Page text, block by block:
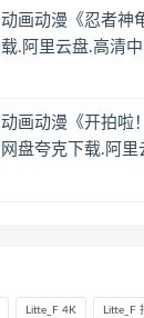
动画动漫《忍者神
载.阿里云盘.高清
动画动漫《开拍啦
网盘夸克下载.阿
Litte_F 4K Litte_F